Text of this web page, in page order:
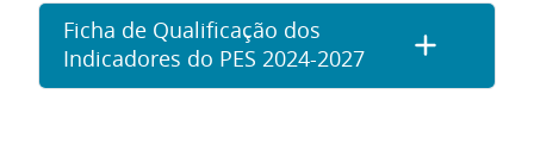
Ficha de Qualificação dos
Indicadores do PES 2024-2027